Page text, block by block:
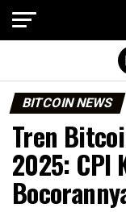
BITCOIN NEWS
Tren
2025: CPI